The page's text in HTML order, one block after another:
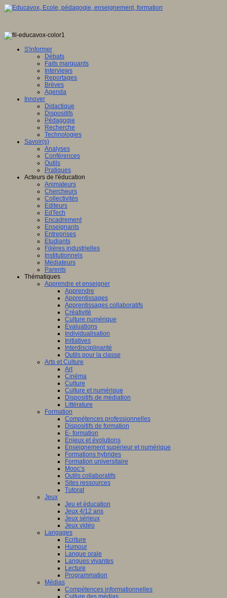
S'informer
Débats
Faits marquants
Interviews
Reportages
Brèves
Agenda
Innover
Didactique
Dispositifs
Pédagogie
Recherche
Technologies
Savoir(s)
Analyses
Conférences
Outils
Pratiques
Acteurs de l'éducation
Animateurs
Chercheurs
Collectivités
Editeurs
EdTech
Encadrement
Enseignants
Entreprises
Etudiants
Filières industrielles
Institutionnels
Médiateurs
Parents
Thématiques
Apprendre et enseigner
Apprendre
Apprentissages
Apprentissages collaboratifs
Créativité
Culture numérique
Evaluations
Individualisation
Initiatives
Interdisciplinarité
Outils pour la classe
Arts et Culture
Art
Cinéma
Culture
Culture et numérique
Dispositifs de médiation
Littérature
Formation
Compétences professionnelles
Dispositifs de formation
E- formation
Enjeux et évolutions
Enseignement supérieur et numérique
Formations hybrides
Formation universitaire
Mooc’s
Outils collaboratifs
Sites ressources
Tutorat
Jeux
Jeu et éducation
Jeux 4/12 ans
Jeux sérieux
Jeux vidéo
Langages
Ecriture
Humour
Langue orale
Langues vivantes
Lecture
Programmation
Médias
Compétences informationnelles
Culture des médias